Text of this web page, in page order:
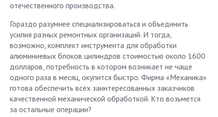
отечественного производства.
Гораздо разумнее специализироваться и объединить
усилия разных ремонтных организаций. И тогда,
возможно, комплект инструмента для обработки
алюминиевых блоков цилиндров стоимостью около 1600
долларов, потребность в котором возникает не чаще
одного раза в месяц, окупится быстро. Фирма «Механика»
готова обеспечить всех заинтересованных заказчиков
качественной механической обработкой. Кто возьмется
за остальные операции?